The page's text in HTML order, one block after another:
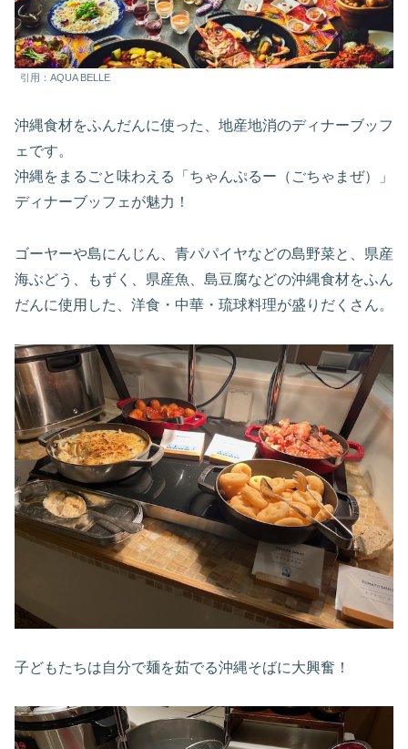
引用：AQUA BELLE
沖縄食材をふんだんに使った、地産地消のディナーブッフ
ェです。
沖縄をまるごと味わえる「ちゃんぷるー（ごちゃまぜ）」
ディナーブッフェが魅力！
ゴーヤーや島にんじん、青パパイヤなどの島野菜と、県産
海ぶどう、もずく、県産魚、島豆腐などの沖縄食材をふん
だんに使用した、洋食・中華・琉球料理が盛りだくさん。
子どもたちは自分で麺を茹でる沖縄そばに大興奮！